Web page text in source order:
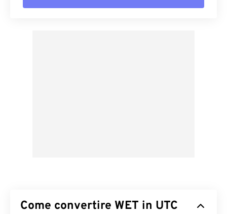
Come convertire WET in UTC